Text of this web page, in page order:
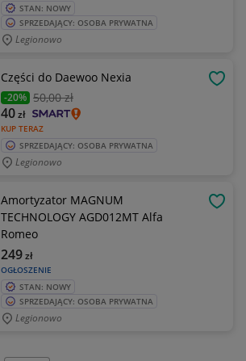
STAN: NOWY
SPRZEDAJĄCY: OSOBA PRYWATNA
Legionowo
Części do Daewoo Nexia
-20% 50,00 zł
KUP TERAZ
40zł
SPRZEDAJĄCY: OSOBA PRYWATNA
Legionowo
Amortyzator MAGNUM
TECHNOLOGY AGD012MT Alfa
Romeo
OGŁOSZENIE
249zł
STAN: NOWY
SPRZEDAJĄCY: OSOBA PRYWATNA
Legionowo